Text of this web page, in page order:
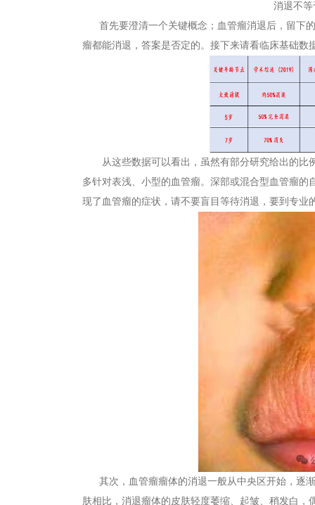
消退不等
首先要澄清一个关键概念；血管瘤消退后，留下
瘤都能消退，答案是否定的。接下来请看临床基础数
从这些数据可以看出，虽然有部分研究给出的比
多针对表浅、小型的血管瘤。深部或混合型血管瘤
现了血管瘤的症状，请不要盲目等待消退，要到专业
其次，血管瘤瘤体的消退一般从中央区开始，逐
肤相比，消退瘤体的皮肤轻度萎缩、起皱、稍发白，